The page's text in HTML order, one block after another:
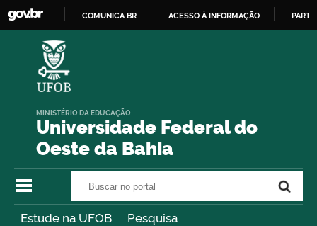
COMUNICA BR ACESSO À INFORMAÇÃO
Universidade Federal do
Oeste da Bahia
MINISTÉRIO DA EDUCAÇÃO
Estude na UFOB
Pesquisa